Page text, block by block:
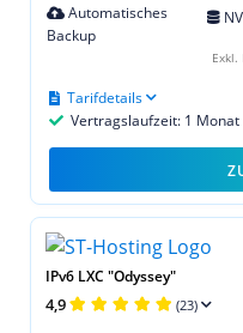
Automatisches
Backup
Vertragslaufzeit: 1 Monat
Tarifdetails
Exkl.
IPv6 LXC "Odyssey"
4,9 (23)